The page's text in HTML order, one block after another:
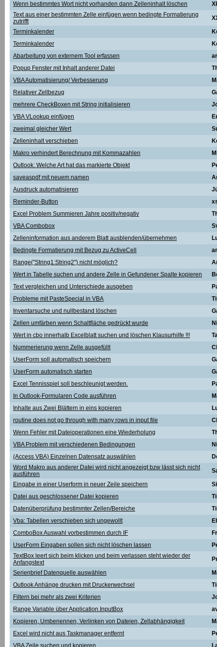
Wenn bestimmtes Wort nicht vorhanden dann Zelleninhalt löschen
Text aus einer bestimmten Zelle einfügen wenn bedingte Formatierung
zutrifft
Terminkalender
Terminkalender
Abarbeitung von externem Tool erfassen
Popup Fenster mit Inhalt anderer Datei
VBA Automatisierung/ Verbesserung
Relativer Zellbezug
mehrere CheckBoxen mit String initialisieren
VBA VLookup einfügen
zweimal gleicher Wert
Zelleninhalt verschieben
Makro verhindert Berechnung mit Kommazahlen
Outlook: Welche Art hat das markierte Objekt
saveaspdf mit neuem namen
Ausdruck automatisieren
Reminder-Button
Excel Problem Summieren Jahre positiv/negativ
VBA Combobox
Zelleninformation aus anderem Blatt ausblenden/übernehmen
Bedingte Formatierung mit Bezug zu ActiveCell
Range("String1:String2") nicht möglich?
Wert in Tabelle suchen und andere Zelle in Gefundener Spalte kopieren
Text vergleichen und Unterschiede ausgeben
Probleme mit PasteSpecial in VBA
Inventarsuche und nullbestand löschen
Zellen umfärben wenn Schaltfläche gedrückt wurde
Wert in cbo innerhalb Excelblatt suchen und löschen Klausurhilfe !!!
Nummerierung wenn Zelle ausgefüllt
UserForm soll automatisch speichern
UserForm automatisch starten
Excel Tennisspiel soll beschleunigt werden.
In Outlook-Formularen Code ausführen
Inhalte aus Zwei Blättern in eins kopieren
routine does not go through with many rows in input file
Wenn Fehler mit Dateioperationen eine Wiederholung
VBA Problem mit verschiedenen Bedingungen
(Access VBA) Einzelnen Datensatz auswählen
Word Makro aus anderer Datei wird nicht angezeigt bzw lässt sich nicht
ausführen
Eingabe in einer Userform in neuer Zeile speichern
Datei aus geschlossener Datei kopieren
Datenüberprüfung bestimmter Zellen/Bereiche
Vba: Tabellen verschieben sich ungewollt
ComboBox Auswahl vorbestimmen durch IF
UserForm Eingaben sollen sich nicht löschen lassen
TextBox leert sich beim klicken und beim verlassen steht wieder der
Anfangstext
Serienbrief Datenquelle auswählen
Outlook Anhänge drucken mit Druckerwechsel
Filtern bei mehr als zwei Kriterien
Range Variable über Application.InputBox
Kopieren, Umbenennen, Verlinken von Dateien, Zellabhängigkeit
Excel wird nicht aus Taskmanager entfernt
VBA Zeile suchen und kopieren